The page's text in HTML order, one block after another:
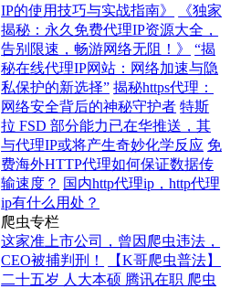
IP的使用技巧与实战指南》
《独家
揭秘：永久免费代理IP资源大全，
告别限速，畅游网络无阻！》
“揭
秘在线代理IP网站：网络加速与隐
私保护的新选择” 揭秘https代理：
网络安全背后的神秘守护者 特斯
拉 FSD 部分能力已在华推送，其
与代理IP或将产生奇妙化学反应 免
费海外HTTP代理如何保证数据传
输速度？ 国内http代理ip，http代理
ip有什么用处？
爬虫专栏
这家准上市公司，曾因爬虫违法，
CEO被捕判刑！
【K哥爬虫普法】
二十五岁 人大本硕 腾讯在职 爬虫